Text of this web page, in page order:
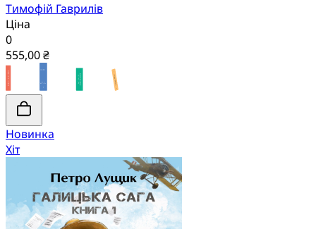
Тимофій Гаврилів
Ціна
0
555,00 ₴
Новинка
Хіт